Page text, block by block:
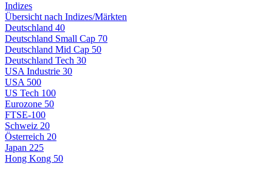
Indizes
Übersicht nach Indizes/Märkten
Deutschland 40
Deutschland Small Cap 70
Deutschland Mid Cap 50
Deutschland Tech 30
USA Industrie 30
USA 500
US Tech 100
Eurozone 50
FTSE-100
Schweiz 20
Österreich 20
Japan 225
Hong Kong 50